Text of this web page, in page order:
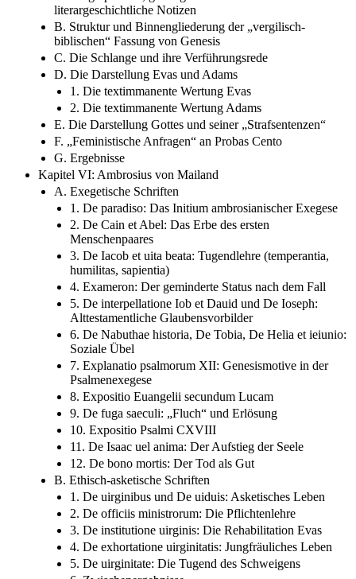
literargeschichtliche Notizen
B. Struktur und Binnengliederung der „vergilisch-
biblischen“ Fassung von Genesis
C. Die Schlange und ihre Verführungsrede
D. Die Darstellung Evas und Adams
1. Die textimmanente Wertung Evas
2. Die textimmanente Wertung Adams
E. Die Darstellung Gottes und seiner „Strafsentenzen“
F. „Feministische Anfragen“ an Probas Cento
G. Ergebnisse
Kapitel VI: Ambrosius von Mailand
A. Exegetische Schriften
1. De paradiso: Das Initium ambrosianischer Exegese
2. De Cain et Abel: Das Erbe des ersten
Menschenpaares
3. De Iacob et uita beata: Tugendlehre (temperantia,
humilitas, sapientia)
4. Exameron: Der geminderte Status nach dem Fall
5. De interpellatione Iob et Dauid und De Ioseph:
Alttestamentliche Glaubensvorbilder
6. De Nabuthae historia, De Tobia, De Helia et ieiunio:
Soziale Übel
7. Explanatio psalmorum XII: Genesismotive in der
Psalmenexegese
8. Expositio Euangelii secundum Lucam
9. De fuga saeculi: „Fluch“ und Erlösung
10. Expositio Psalmi CXVIII
11. De Isaac uel anima: Der Aufstieg der Seele
12. De bono mortis: Der Tod als Gut
B. Ethisch-asketische Schriften
1. De uirginibus und De uiduis: Asketisches Leben
2. De officiis ministrorum: Die Pflichtenlehre
3. De institutione uirginis: Die Rehabilitation Evas
4. De exhortatione uirginitatis: Jungfräuliches Leben
5. De uirginitate: Die Tugend des Schweigens